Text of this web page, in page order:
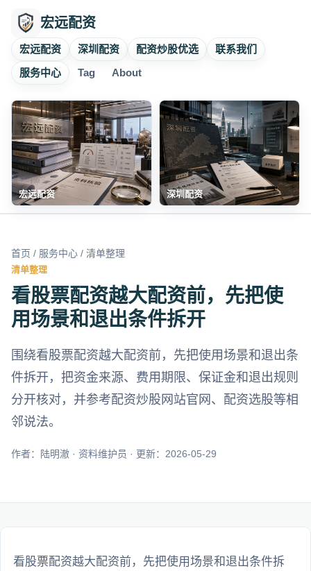
宏远配资
宏远配资 深圳配资 配资炒股优选
联系我们
服务中心
Tag About
宏远配资 深圳配资
首页 / 服务中心 / 清单整理
清单整理
看股票配资越大配资前，先把使
用场景和退出条件拆开
围绕看股票配资越大配资前，先把使用场景和退出条
件拆开，把资金来源、费用期限、保证金和退出规则
分开核对，并参考配资炒股网站官网、配资选股等相
邻说法。
作者：陆明澈 · 资料维护员 · 更新：2026-05-29
看股票配资越大配资前，先把使用场景和退出条件拆